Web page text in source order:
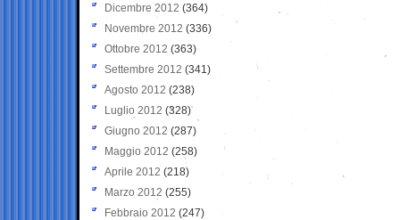
Dicembre 2012 (364)
Novembre 2012 (336)
Ottobre 2012 (363)
Settembre 2012 (341)
Agosto 2012 (238)
Luglio 2012 (328)
Giugno 2012 (287)
Maggio 2012 (258)
Aprile 2012 (218)
Marzo 2012 (255)
Febbraio 2012 (247)